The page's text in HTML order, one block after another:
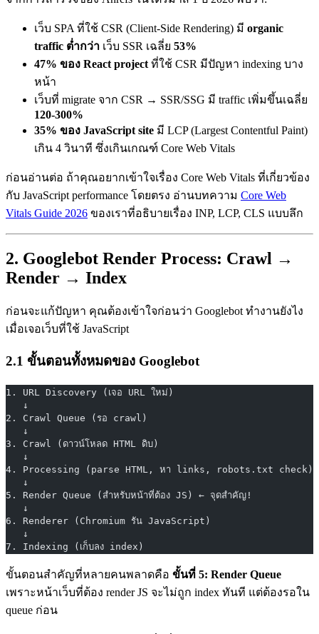
เว็บ SPA ที่ใช้ CSR (Client-Side Rendering) มี organic
traffic ต่ำกว่า เว็บ SSR เฉลี่ย 53%
47% ของ React project ที่ใช้ CSR มีปัญหา indexing บาง
หน้า
เว็บที่ migrate จาก CSR → SSR/SSG มี traffic เพิ่มขึ้นเฉลี่ย
120-300%
35% ของ JavaScript site มี LCP (Largest Contentful Paint)
เกิน 4 วินาที ซึ่งเกินเกณฑ์ Core Web Vitals
ก่อนอ่านต่อ ถ้าคุณอยากเข้าใจเรื่อง Core Web Vitals ที่เกี่ยวข้อง
กับ JavaScript performance โดยตรง อ่านบทความ Core Web
Vitals Guide 2026 ของเราที่อธิบายเรื่อง INP, LCP, CLS แบบลึก
2. Googlebot Render Process: Crawl →
Render → Index
ก่อนจะแก้ปัญหา คุณต้องเข้าใจก่อนว่า Googlebot ทำงานยังไง
เมื่อเจอเว็บที่ใช้ JavaScript
2.1 ขั้นตอนทั้งหมดของ Googlebot
1. URL Discovery (เจอ URL ใหม่)
   ↓
2. Crawl Queue (รอ crawl)
   ↓
3. Crawl (ดาวน์โหลด HTML ดิบ)
   ↓
4. Processing (parse HTML, หา links, robots.txt check)
   ↓
5. Render Queue (สำหรับหน้าที่ต้อง JS) ← จุดสำคัญ!
   ↓
6. Renderer (Chromium รัน JavaScript)
   ↓
7. Indexing (เก็บลง index)
ขั้นตอนสำคัญที่หลายคนพลาดคือ ขั้นที่ 5: Render Queue
เพราะหน้าเว็บที่ต้อง render JS จะไม่ถูก index ทันที แต่ต้องรอใน
queue ก่อน